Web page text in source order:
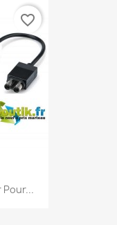
favorite_border